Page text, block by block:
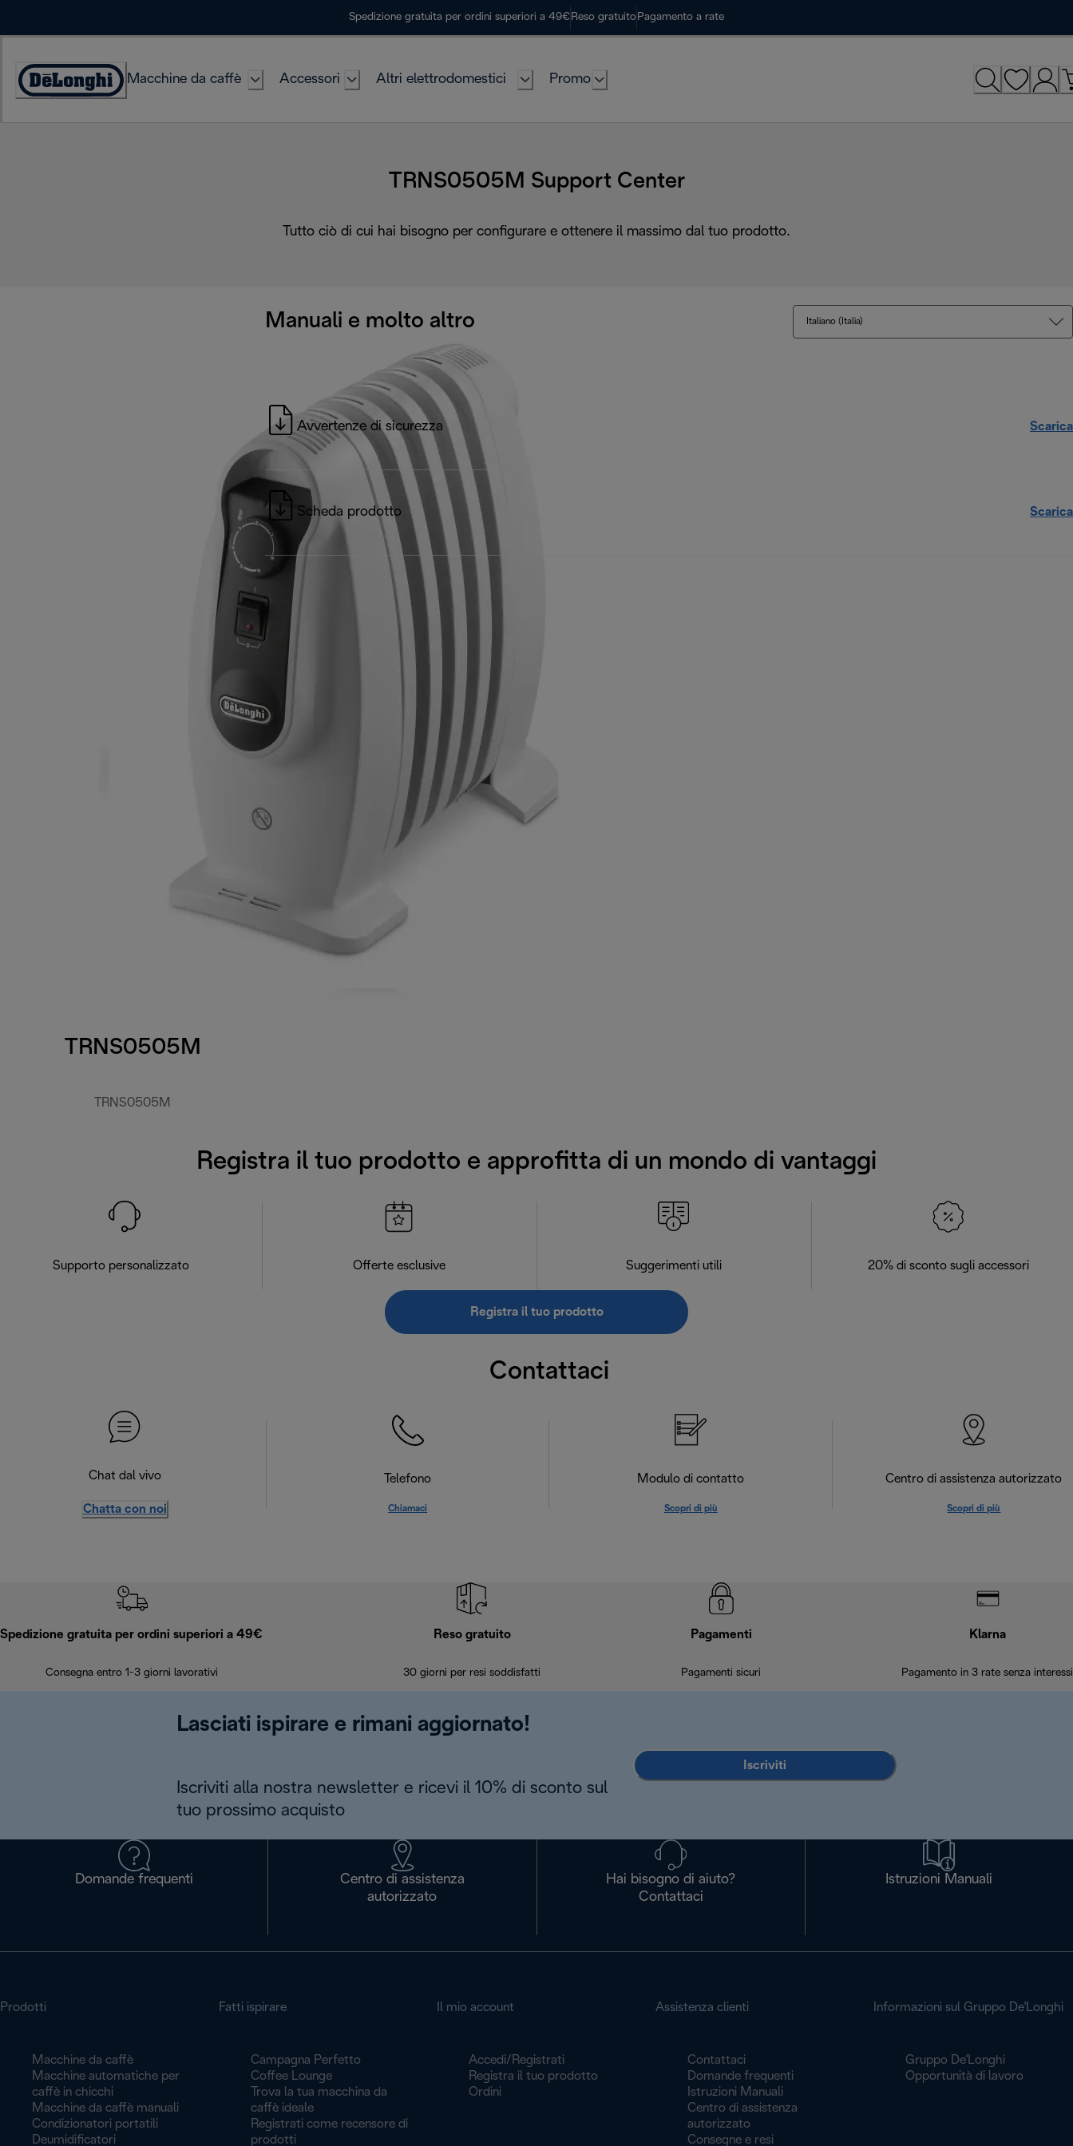
Spedizione gratuita per ordini superiori a 49€ Reso gratuito Pagamento a rate
Accessibility
Macchine da caffè Accessori Altri elettrodomestici Promo
TRNS0505M Support Center
Tutto ciò di cui hai bisogno per configurare e ottenere il massimo dal tuo prodotto.
TRNS0505M
TRNS0505M
Manuali e molto altro Italiano (Italia)
Avvertenze di sicurezza Scarica
Scheda prodotto Scarica
Registra il tuo prodotto e approfitta di un mondo di vantaggi
Supporto personalizzato Offerte esclusive Suggerimenti utili 20% di sconto sugli accessori
Registra il tuo prodotto
Contattaci
Chat dal vivo
Chatta con noi
Telefono
Chiamaci
Modulo di contatto
Scopri di più
Centro di assistenza autorizzato
Scopri di più
Spedizione gratuita per ordini superiori a 49€
Consegna entro 1-3 giorni lavorativi
Reso gratuito
30 giorni per resi soddisfatti
Pagamenti
Pagamenti sicuri
Klarna
Pagamento in 3 rate senza interessi
Lasciati ispirare e rimani aggiornato!
Iscriviti alla nostra newsletter e ricevi il 10% di sconto sul
tuo prossimo acquisto
Iscriviti
Domande frequenti
Centro di assistenza
autorizzato
Hai bisogno di aiuto?
Contattaci
Istruzioni Manuali
Prodotti
Macchine da caffè
Macchine automatiche per
caffè in chicchi
Macchine da caffè manuali
Condizionatori portatili
Deumidificatori
Fatti ispirare
Campagna Perfetto
Coffee Lounge
Trova la tua macchina da
caffè ideale
Registrati come recensore di
prodotti
Il mio account
Accedi/Registrati
Registra il tuo prodotto
Ordini
Assistenza clienti
Contattaci
Domande frequenti
Istruzioni Manuali
Centro di assistenza
autorizzato
Consegne e resi
Informazioni sul Gruppo De'Longhi
Gruppo De'Longhi
Opportunità di lavoro